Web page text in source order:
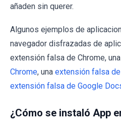
añaden sin querer.
Algunos ejemplos de
navegador disfrazadas de
extensión falsa de Chrome, una
Chrome, una extensión falsa
extensión falsa de Google
¿Cómo se instaló App